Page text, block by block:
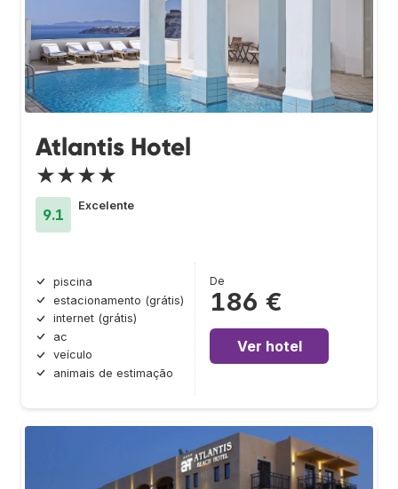
Atlantis Hotel
★★★★
9.1
Excelente
piscina
estacionamento (grátis)
internet (grátis)
ac
veículo
animais de estimação
De
186 €
Ver hotel